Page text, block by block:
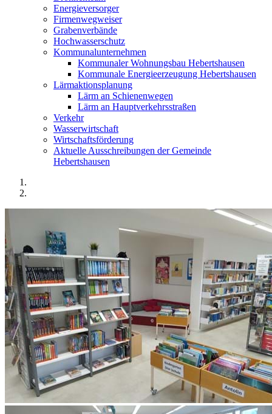
Energieversorger
Firmenwegweiser
Grabenverbände
Hochwasserschutz
Kommunalunternehmen
Kommunaler Wohnungsbau Hebertshausen
Kommunale Energieerzeugung Hebertshausen
Lärmaktionsplanung
Lärm an Schienenwegen
Lärm an Hauptverkehrsstraßen
Verkehr
Wasserwirtschaft
Wirtschaftsförderung
Aktuelle Ausschreibungen der Gemeinde
Hebertshausen